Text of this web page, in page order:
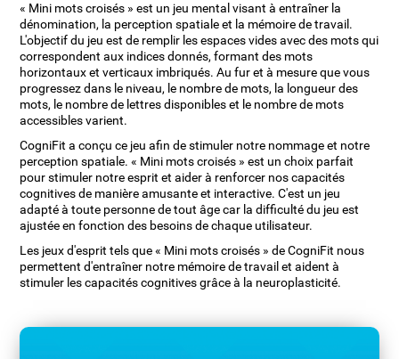
« Mini mots croisés » est un jeu mental visant à entraîner la
dénomination, la perception spatiale et la mémoire de travail.
L'objectif du jeu est de remplir les espaces vides avec des mots qui
correspondent aux indices donnés, formant des mots
horizontaux et verticaux imbriqués. Au fur et à mesure que vous
progressez dans le niveau, le nombre de mots, la longueur des
mots, le nombre de lettres disponibles et le nombre de mots
accessibles varient.
CogniFit a conçu ce jeu afin de stimuler notre nommage et notre
perception spatiale. « Mini mots croisés » est un choix parfait
pour stimuler notre esprit et aider à renforcer nos capacités
cognitives de manière amusante et interactive. C'est un jeu
adapté à toute personne de tout âge car la difficulté du jeu est
ajustée en fonction des besoins de chaque utilisateur.
Les jeux d'esprit tels que « Mini mots croisés » de CogniFit nous
permettent d'entraîner notre mémoire de travail et aident à
stimuler les capacités cognitives grâce à la neuroplasticité.